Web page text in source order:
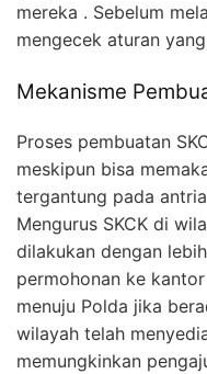
mereka . Sebelum
mengecek aturan
Mekanisme
Proses pembuatan
meskipun bisa
tergantung pada
Mengurus SKCK di
dilakukan dengan
permohonan ke
menuju Polda jika
wilayah telah
memungkinkan